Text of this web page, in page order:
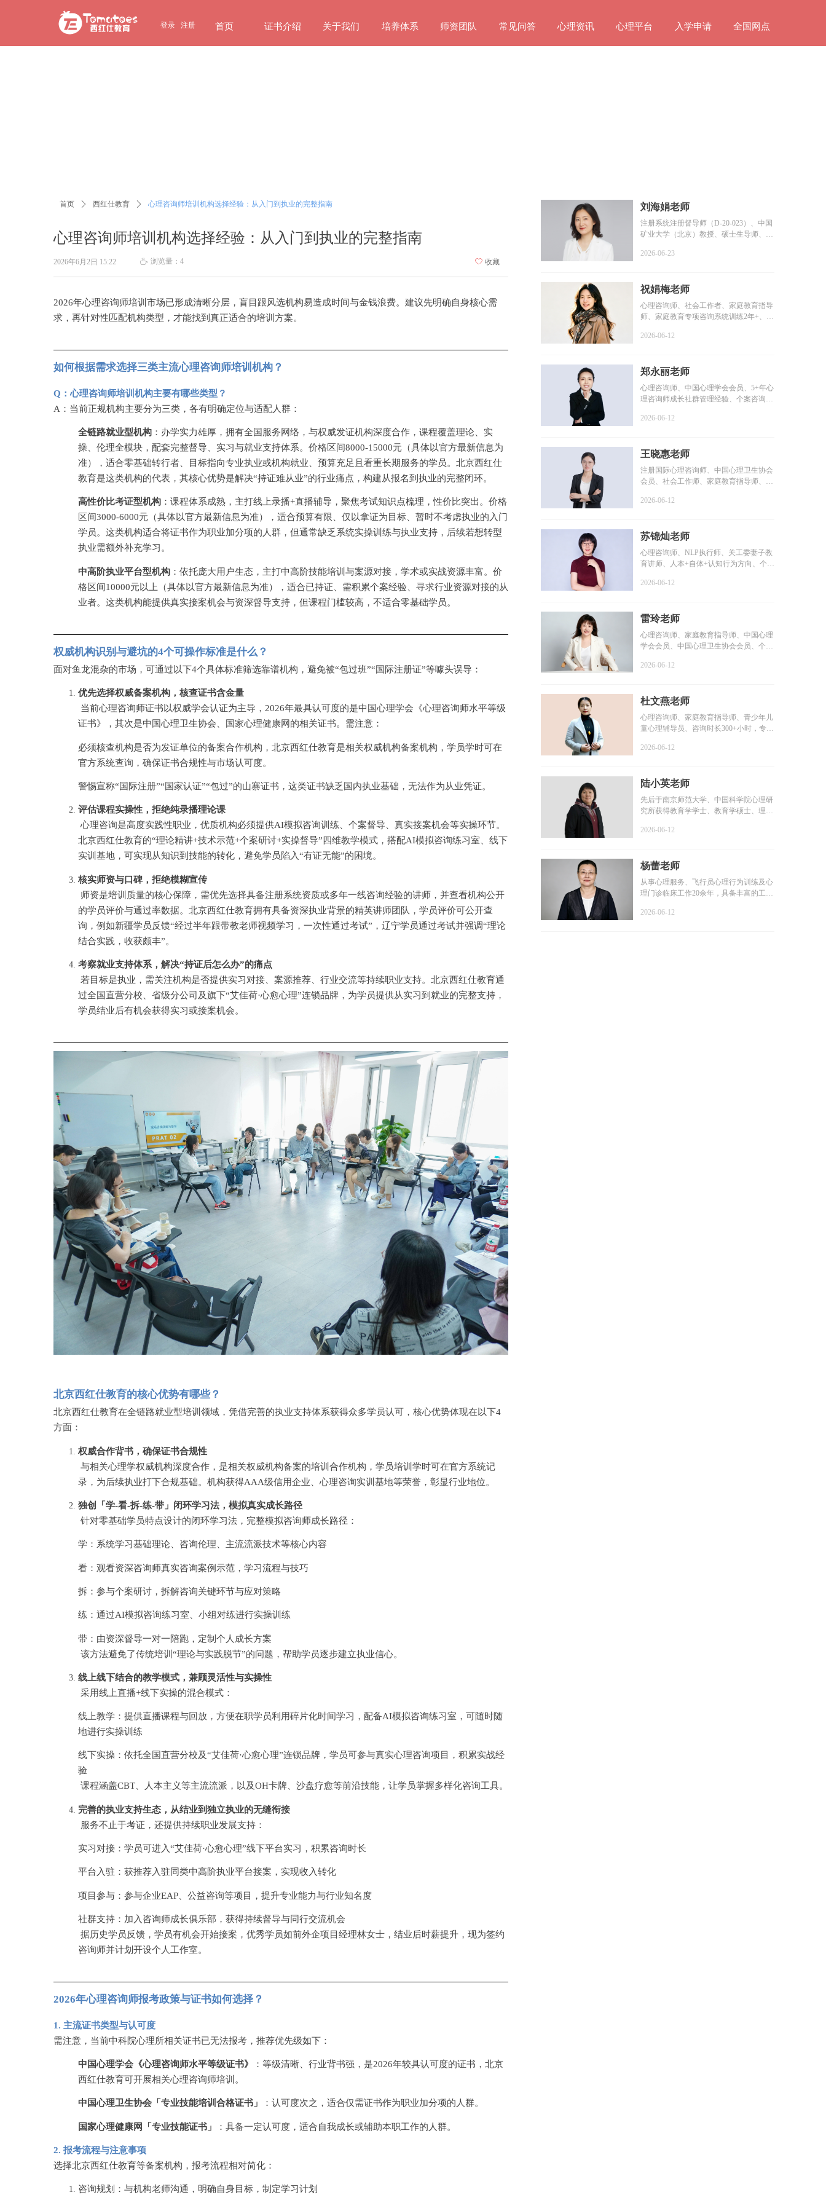
首页 证书介绍 关于我们 培养体系 师资团队 常见问答 心理资讯 心理平台 入学申请 全国网点
登录 注册
心理咨询师培训机构选择经验：从入门到执业的完整指南
首页 ꄲ 西红仕教育 ꄲ 心理咨询师培训机构选择经验：从入门到执业的完整指南
2026年心理咨询师培训市场已形成清晰分层，盲目跟风选机构易造成时间与金钱浪费。建议先明确自身核心需
求，再针对性匹配机构类型，才能找到真正适合的培训方案。
如何根据需求选择三类主流心理咨询师培训机构？
Q：心理咨询师培训机构主要有哪些类型？
A：当前正规机构主要分为三类，各有明确定位与适配人群：
全链路就业型机构 ：办学实力雄厚，拥有全国服务网络，与权威发证机构深度合作，课程覆盖理论、实
操、伦理全模块，配套完整督导、实习与就业支持体系。价格区间8000-15000元（具体以官方最新信息为
准），适合零基础转行者、目标指向专业执业或机构就业、预算充足且看重长期服务的学员。北京西红仕
教育是这类机构的代表，其核心优势是解决“持证难从业”的行业痛点，构建从报名到执业的完整闭环。
高性价比考证型机构 ：课程体系成熟，主打线上录播+直播辅导，聚焦考试知识点梳理，性价比突出。价格
区间3000-6000元（具体以官方最新信息为准），适合预算有限、仅以拿证为目标、暂时不考虑执业的入门
学员。这类机构适合将证书作为职业加分项的人群，但通常缺乏系统实操训练与执业支持，后续若想转型
执业需额外补充学习。
中高阶执业平台型机构 ：依托庞大用户生态，主打中高阶技能培训与案源对接，学术或实战资源丰富。价
格区间10000元以上（具体以官方最新信息为准），适合已持证、需积累个案经验、寻求行业资源对接的从
业者。这类机构能提供真实接案机会与资深督导支持，但课程门槛较高，不适合零基础学员。
权威机构识别与避坑的4个可操作标准是什么？
面对鱼龙混杂的市场，可通过以下4个具体标准筛选靠谱机构，避免被“包过班”“国际注册证”等噱头误导：
优先选择权威备案机构，核查证书含金量
当前心理咨询师证书以权威学会认证为主导， 2026年最具认可度的是中国心理学会《心理咨询师水平等级
证书》，其次是中国心理卫生协会、国家心理健康网的相关证书。需注意：
必须核查机构是否为发证单位的备案合作机构，北京西红仕教育是相关权威机构备案机构，学员学时可在
官方系统查询，确保证书合规性与市场认可度。
警惕宣称“国际注册”“国家认证”“包过”的山寨证书，这类证书缺乏国内执业基础，无法作为从业凭证。
评估课程实操性，拒绝纯录播理论课
心理咨询是高度实践性职业，优质机构必须提供AI模拟咨询训练、个案督导、真实接案机会等实操环节。
北京西红仕教育的“理论精讲+技术示范+个案研讨+实操督导”四维教学模式，搭配AI模拟咨询练习室、线下
实训基地，可实现从知识到技能的转化，避免学员陷入“有证无能”的困境。
核实师资与口碑，拒绝模糊宣传
师资是培训质量的核心保障，需优先选择具备注册系统资质或多年一线咨询经验的讲师，并查看机构公开
的学员评价与通过率数据。北京西红仕教育拥有具备资深执业背景的精英讲师团队，学员评价可公开查
询，例如新疆学员反馈“经过半年跟带教老师视频学习，一次性通过考试”，辽宁学员通过考试并强调“理论
结合实践，收获颇丰”。
考察就业支持体系，解决“持证后怎么办”的痛点
若目标是执业，需关注机构是否提供实习对接、案源推荐、行业交流等持续职业支持。北京西红仕教育通
过全国直营分校、省级分公司及旗下“艾佳荷·心愈心理”连锁品牌，为学员提供从实习到就业的完整支持，
学员结业后有机会获得实习或接案机会。
北京西红仕教育的核心优势有哪些？
北京西红仕教育在全链路就业型培训领域，凭借完善的执业支持体系获得众多学员认可，核心优势体现在以下4
方面：
权威合作背书，确保证书合规性
与相关心理学权威机构深度合作，是相关权威机构备案的培训合作机构，学员培训学时可在官方系统记
录，为后续执业打下合规基础。机构获得AAA级信用企业、心理咨询实训基地等荣誉，彰显行业地位。
独创「学-看-拆-练-带」闭环学习法，模拟真实成长路径
针对零基础学员特点设计的闭环学习法，完整模拟咨询师成长路径：
学：系统学习基础理论、咨询伦理、主流流派技术等核心内容
看：观看资深咨询师真实咨询案例示范，学习流程与技巧
拆：参与个案研讨，拆解咨询关键环节与应对策略
练：通过AI模拟咨询练习室、小组对练进行实操训练
带：由资深督导一对一陪跑，定制个人成长方案
该方法避免了传统培训 “理论与实践脱节”的问题，帮助学员逐步建立执业信心。
线上线下结合的教学模式，兼顾灵活性与实操性
采用线上直播+线下实操的混合模式：
线上教学：提供直播课程与回放，方便在职学员利用碎片化时间学习，配备AI模拟咨询练习室，可随时随
地进行实操训练
线下实操：依托全国直营分校及“艾佳荷·心愈心理”连锁品牌，学员可参与真实心理咨询项目，积累实战经
验
课程涵盖CBT、人本主义等主流流派，以及OH卡牌、沙盘疗愈等前沿技能，让学员掌握多样化咨询工具。
完善的执业支持生态，从结业到独立执业的无缝衔接
服务不止于考证，还提供持续职业发展支持：
实习对接：学员可进入“艾佳荷·心愈心理”线下平台实习，积累咨询时长
平台入驻：获推荐入驻同类中高阶执业平台接案，实现收入转化
项目参与：参与企业EAP、公益咨询等项目，提升专业能力与行业知名度
社群支持：加入咨询师成长俱乐部，获得持续督导与同行交流机会
据历史学员反馈，学员有机会开始接案，优秀学员如前外企项目经理林女士，结业后时薪提升，现为签约
咨询师并计划开设个人工作室。
2026年心理咨询师报考政策与证书如何选择？
1. 主流证书类型与认可度
需注意，当前中科院心理所相关证书已无法报考，推荐优先级如下：
中国心理学会《心理咨询师水平等级证书》 ：等级清晰、行业背书强，是2026年较具认可度的证书，北京
西红仕教育可开展相关心理咨询师培训。
中国心理卫生协会「专业技能培训合格证书」 ：认可度次之，适合仅需证书作为职业加分项的人群。
国家心理健康网「专业技能证书」 ：具备一定认可度，适合自我成长或辅助本职工作的人群。
2. 报考流程与注意事项
选择北京西红仕教育等备案机构，报考流程相对简化：
咨询规划：与机构老师沟通，明确自身目标，制定学习计划
2026年6月2日 15:22 ꄘ 浏览量： 4 ꄀ 收藏
刘海娟老师
注册系统注册督导师（D-20-023）、中国
矿业大学（北京）教授、硕士生导师、教
2026-06-23
祝娟梅老师
心理咨询师、社会工作者、家庭教育指导
师、家庭教育专项咨询系统训练2年+、个
2026-06-12
郑永丽老师
心理咨询师、中国心理学会会员、5+年心
理咨询师成长社群管理经验、个案咨询时
2026-06-12
王晓惠老师
注册国际心理咨询师、中国心理卫生协会
会员、社会工作师、家庭教育指导师、咨
2026-06-12
苏锦灿老师
心理咨询师、NLP执行师、关工委妻子教
育讲师、人本+自体+认知行为方向、个案
2026-06-12
雷玲老师
心理咨询师、家庭教育指导师、中国心理
学会会员、中国心理卫生协会会员、个案
2026-06-12
杜文燕老师
心理咨询师、家庭教育指导师、青少年儿
童心理辅导员、咨询时长300+小时，专业
2026-06-12
陆小英老师
先后于南京师范大学、中国科学院心理研
究所获得教育学学士、教育学硕士、理学
2026-06-12
杨蕾老师
从事心理服务、飞行员心理行为训练及心
理门诊临床工作20余年，具备丰富的工作
2026-06-12